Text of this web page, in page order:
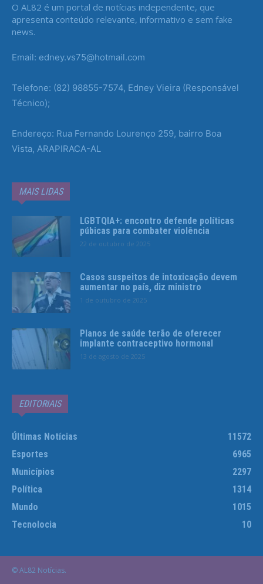
O AL82 é um portal de notícias independente, que
apresenta conteúdo relevante, informativo e sem fake
news.
Email: edney.vs75@hotmail.com
Telefone: (82) 98855-7574, Edney Vieira (Responsável
Técnico);
Endereço: Rua Fernando Lourenço 259, bairro Boa
Vista, ARAPIRACA-AL
MAIS LIDAS
LGBTQIA+: encontro defende políticas
púbicas para combater violência
22 de outubro de 2025
Casos suspeitos de intoxicação devem
aumentar no país, diz ministro
1 de outubro de 2025
Planos de saúde terão de oferecer
implante contraceptivo hormonal
13 de agosto de 2025
EDITORIAIS
Últimas Notícias
11572
Esportes
6965
Municípios
2297
Política
1314
Mundo
1015
Tecnolocia
10
© AL82 Notícias.